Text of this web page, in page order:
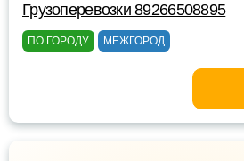
Грузоперевозки 89266508895
ПО ГОРОДУ МЕЖГОРОД